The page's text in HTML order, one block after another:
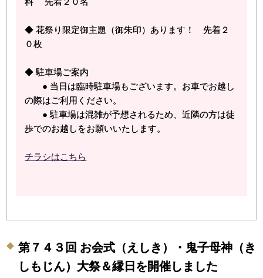
◆ 花祭り限定御主題（御朱印）あります！ 先着２
０枚
◆ 駐車場ご案内
● 当日は臨時駐車場もございます。お車でお越し
の際はご利用ください。
● 駐車場は混雑が予想されるため、近隣の方は徒
歩でのお越しをお願いいたします。
チラシはこちら
第７４３回 お会式（えしき）・鬼子母神（き
しもじん）大祭＆縁日を開催しました